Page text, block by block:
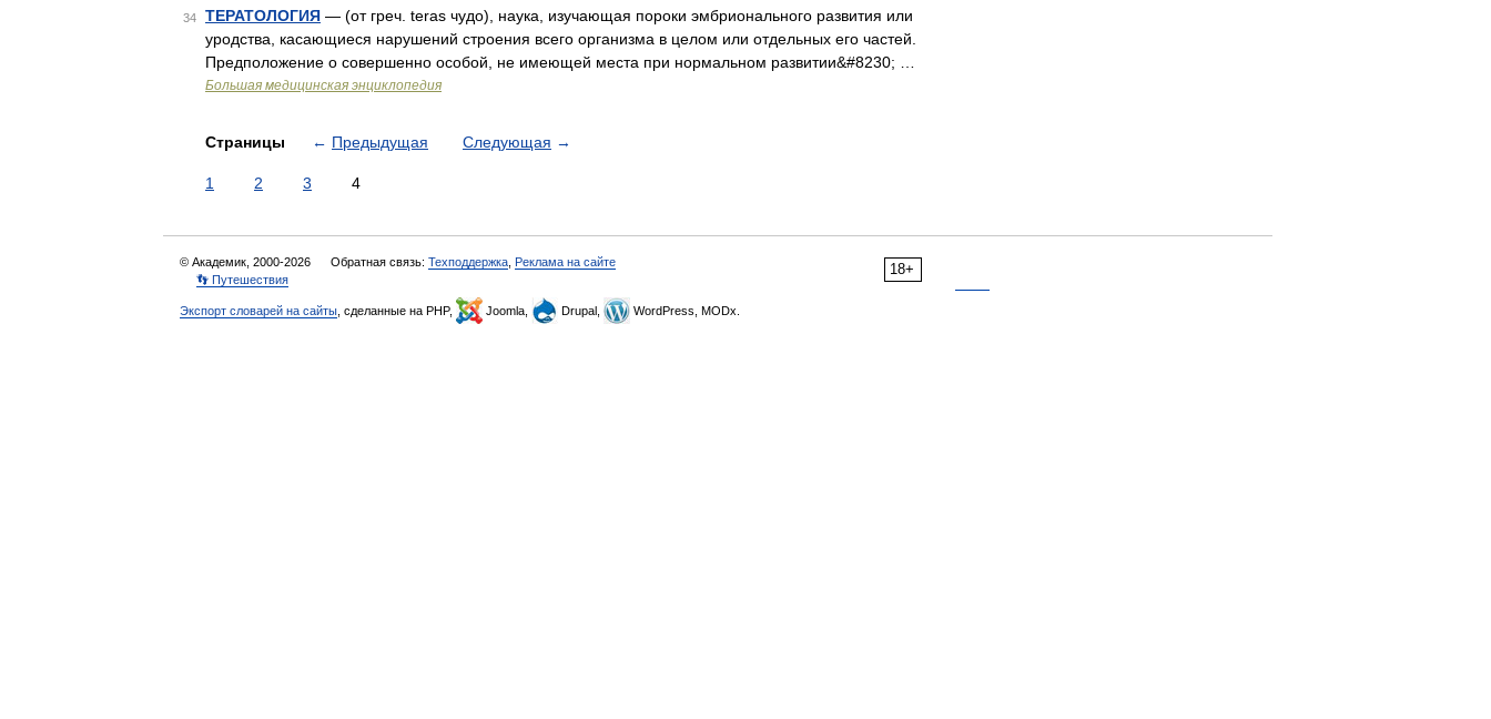
34 ТЕРАТОЛОГИЯ — (от греч. teras чудо), наука, изучающая пороки эмбрионального развития или
уродства, касающиеся нарушений строения всего организма в целом или отдельных его частей.
Предположение о совершенно особой, не имеющей места при нормальном развитии&#8230; …
Большая медицинская энциклопедия
Страницы ← Предыдущая Следующая →
1 2 3 4
18+
© Академик, 2000-2026 Обратная связь: Техподдержка Реклама на сайте
👣 Путешествия
Экспорт словарей на сайты , сделанные на PHP, Joomla, Drupal, WordPress, MODx.